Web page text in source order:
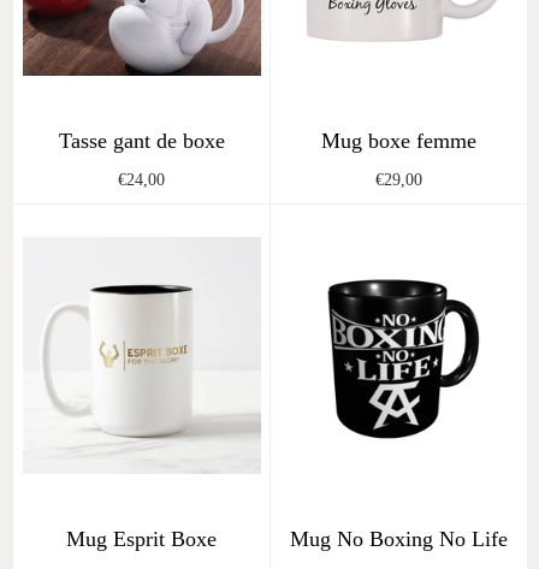
Tasse gant de boxe
Regular
€24,00
Mug boxe femme
Regular
€29,00
Mug Esprit Boxe Mug No Boxing No Life